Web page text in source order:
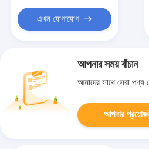
এখন যোগাযোগ
আপনার সময় বাঁচান
আমাদের সাথে সেরা
আপনার